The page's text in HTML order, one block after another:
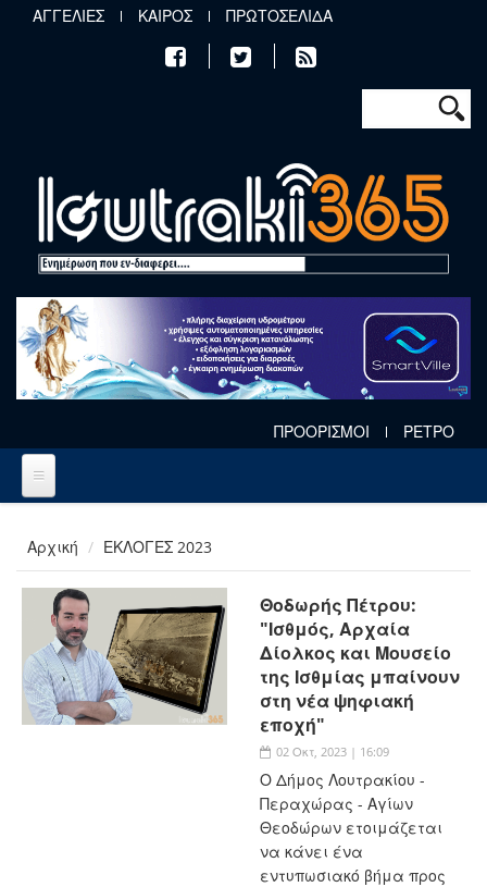
Παράκαμψη προς το κυρίως περιεχόμενο
ΑΓΓΕΛΙΕΣ ΚΑΙΡΟΣ ΠΡΩΤΟΣΕΛΙΔΑ
Φόρμα
Αναζήτηση
ΠΡΟΟΡΙΣΜΟΙ ΡΕΤΡΟ
Αρχική ΕΚΛΟΓΕΣ 2023
Θοδωρής Πέτρου:
"Ισθμός, Αρχαία
Δίολκος και Μουσείο
της Ισθμίας μπαίνουν
στη νέα ψηφιακή
εποχή"
02 Οκτ, 2023 | 16:09
Ο Δήμος Λουτρακίου -
Περαχώρας - Αγίων
Θεοδώρων ετοιμάζεται
να κάνει ένα
εντυπωσιακό βήμα προς